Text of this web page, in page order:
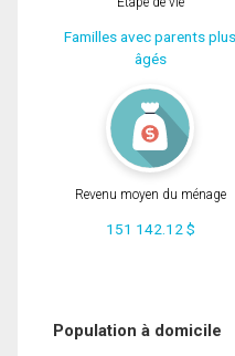
Familles avec parents plus
âgés
Revenu moyen du ménage
151 142.12 $
Population à domicile